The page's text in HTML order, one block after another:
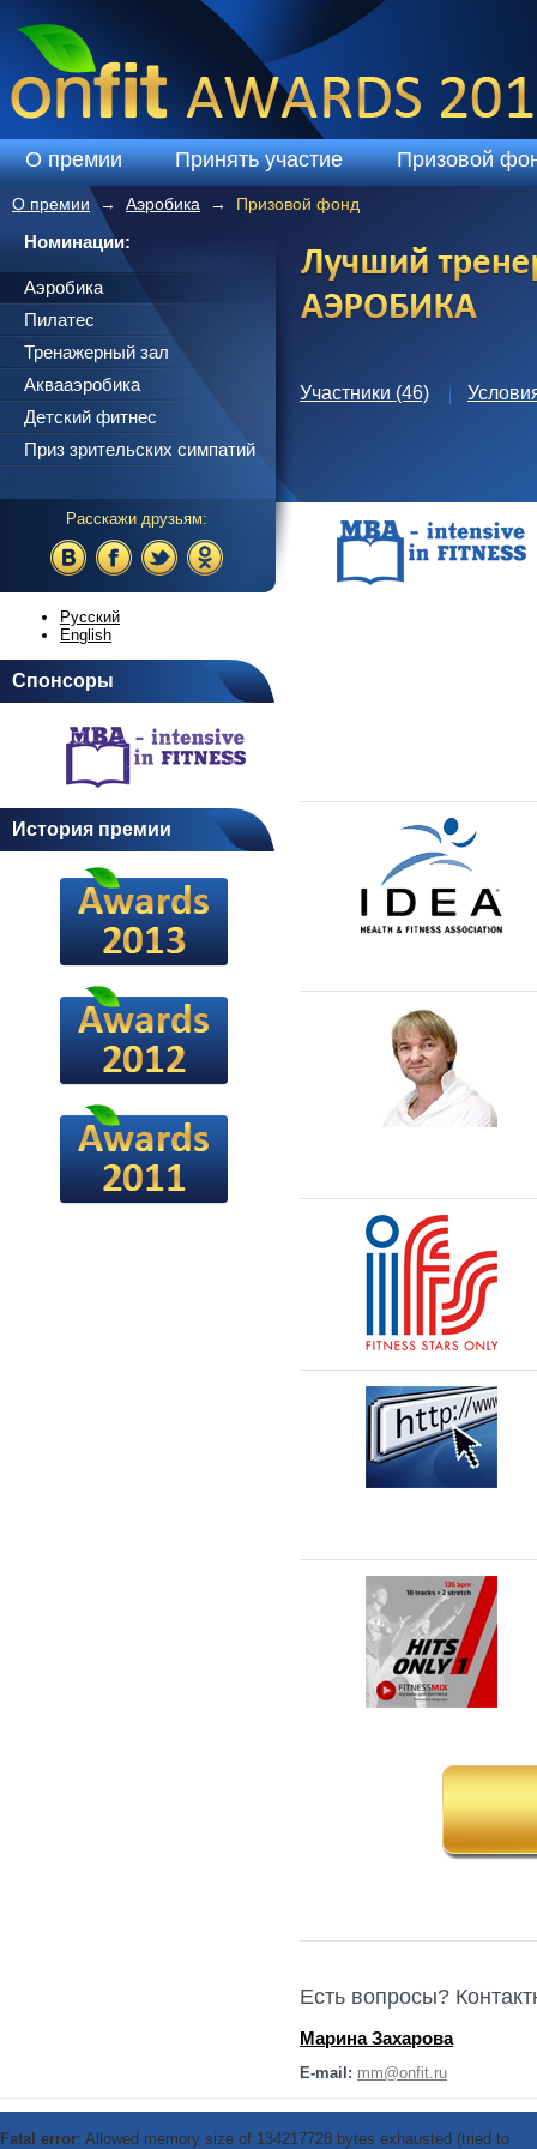
Перейти к основному содержанию
О премии Принять участие Призовой
Вы здесь
О премии Аэробика Призовой фонд
Главные вкладки
Участники (46)
Есть вопросы?
Марина Захарова
E-mail: mm@onfit.ru
Номинации:
Аэробика
Пилатес
Тренажерный зал
Аквааэробика
Детский фитнес
Приз зрительских симпатий
Расскажи друзьям:
Русский
English
Спонсоры
История премии
Fatal error: Allowed memory size of 134217728 bytes exhausted (tried to